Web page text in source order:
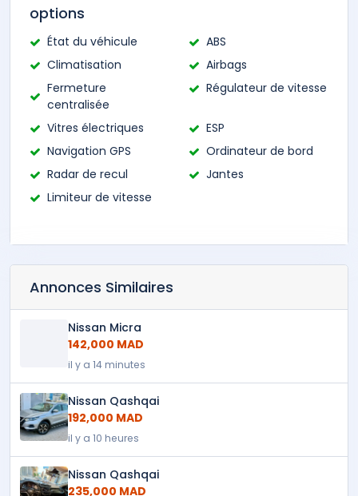
options
État du véhicule
ABS
Climatisation
Airbags
Fermeture
centralisée
Régulateur de vitesse
Vitres électriques
ESP
Navigation GPS
Ordinateur de bord
Radar de recul
Jantes
Limiteur de vitesse
Annonces Similaires
Nissan Micra
142,000 MAD
il y a 14 minutes
Nissan Qashqai
192,000 MAD
il y a 10 heures
Nissan Qashqai
235,000 MAD